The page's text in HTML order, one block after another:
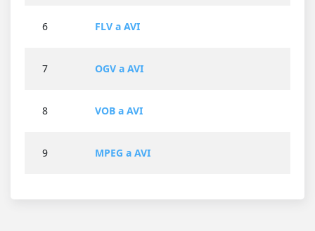
6 FLV a AVI
7 OGV a AVI
8 VOB a AVI
9 MPEG a AVI